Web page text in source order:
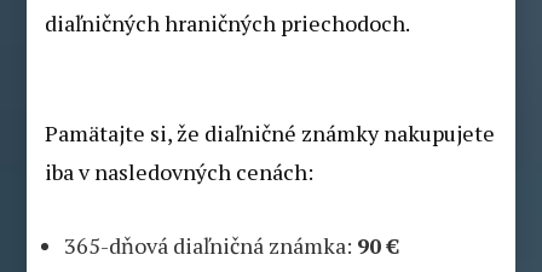
diaľničných hraničných priechodoch.
Pamätajte si, že diaľničné známky nakupujete
iba v nasledovných cenách:
365-dňová diaľničná známka: 90 €